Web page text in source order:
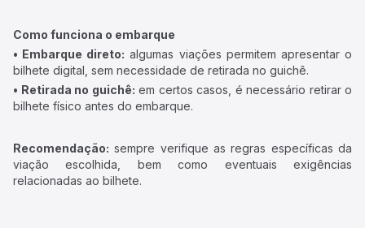
Como funciona o embarque
• Embarque direto: algumas viações permitem apresentar o
bilhete digital, sem necessidade de retirada no guichê.
• Retirada no guichê: em certos casos, é necessário retirar o
bilhete físico antes do embarque.
Recomendação: sempre verifique as regras específicas da
viação escolhida, bem como eventuais exigências
relacionadas ao bilhete.